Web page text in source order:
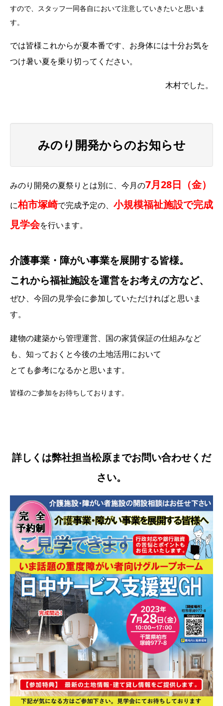
すので、スタッフ一同各自において注意していきたいと思いま
す。
では皆様これからが夏本番です、お身体には十分お気を
つけ暑い夏を乗り切ってください。
木村でした。
みのり開発からのお知らせ
みのり開発の夏祭りとは別に、今月の7月28日（金）
に柏市塚崎で完成予定の、 小規模福祉施設で完成
見学会を行います。
介護事業・障がい事業を展開する皆様。
これから福祉施設を運営をお考えの方など、
ぜひ、今回の見学会に参加していただければと思いま
す。
建物の建築から管理運営、国の家賃保証の仕組みなど
も、知っておくと今後の土地活用において
とても参考になるかと思います。
皆様のご参加をお待ちしております。
詳しくは弊社担当松原までお問い合わせくだ
さい。